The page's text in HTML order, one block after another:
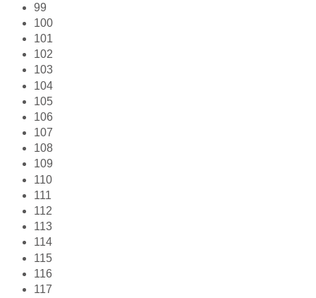
99
100
101
102
103
104
105
106
107
108
109
110
111
112
113
114
115
116
117